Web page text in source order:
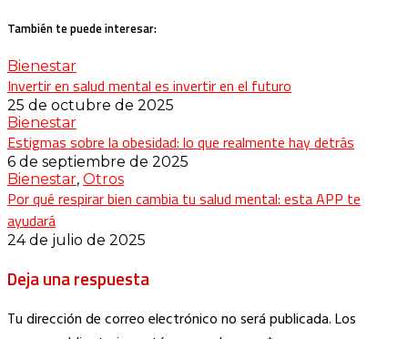
También te puede interesar:
Bienestar
Invertir en salud mental es invertir en el futuro
25 de octubre de 2025
Bienestar
Estigmas sobre la obesidad: lo que realmente hay detrás
6 de septiembre de 2025
Bienestar, Otros
Por qué respirar bien cambia tu salud mental: esta APP te
ayudará
24 de julio de 2025
Deja una respuesta
Tu dirección de correo electrónico no será publicada.Los